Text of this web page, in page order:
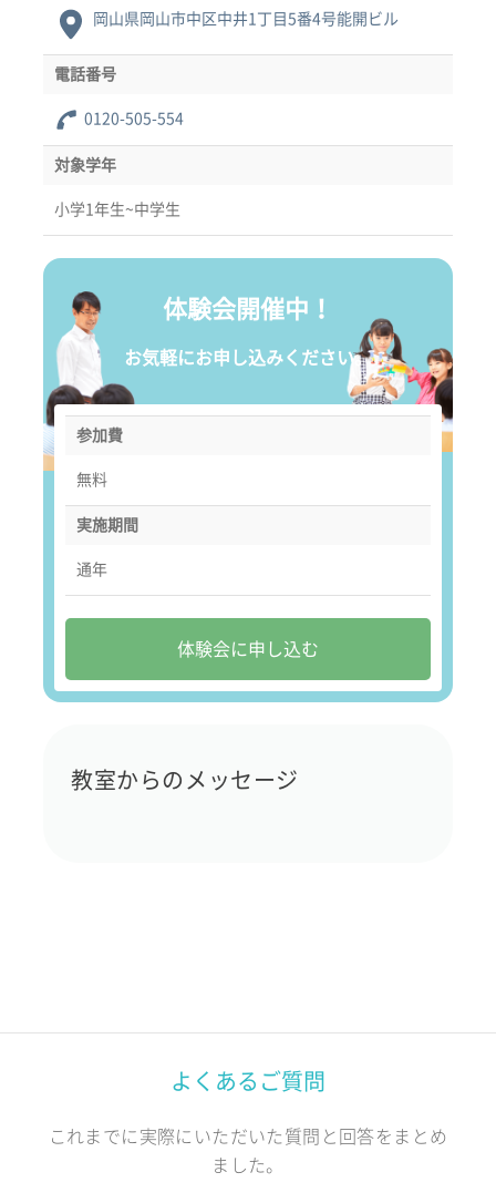
岡山県岡山市中区中井1丁目5番4号能開ビル
電話番号
0120-505-554
対象学年
小学1年生~中学生
体験会開催中！
お気軽にお申し込みください。
参加費
無料
実施期間
通年
体験会に申し込む
教室からのメッセージ
よくあるご質問
これまでに実際にいただいた質問と回答をまとめ
ました。